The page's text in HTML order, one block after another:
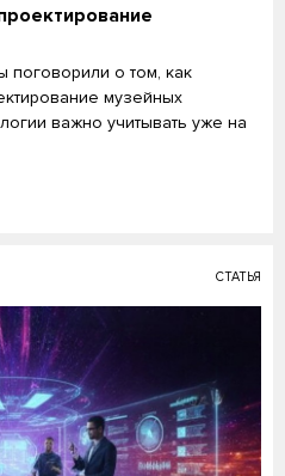
поговорили о том, как
музейных
важно учитывать уже на
СТАТЬЯ